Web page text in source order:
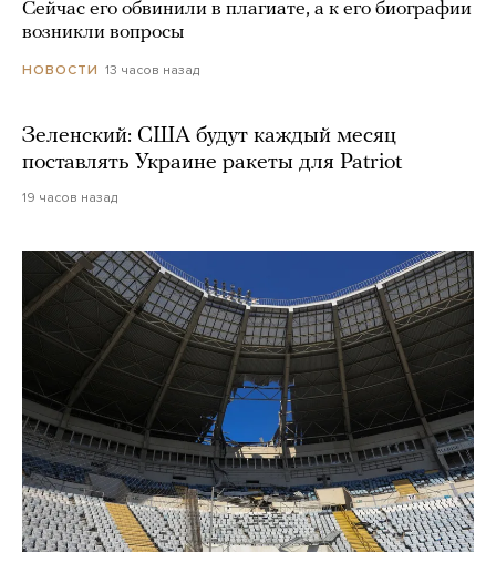
Сейчас его обвинили в плагиате, а к его биографии
возникли вопросы
НОВОСТИ 13 часов назад
Зеленский: США будут каждый месяц
поставлять Украине ракеты для Patriot
19 часов назад